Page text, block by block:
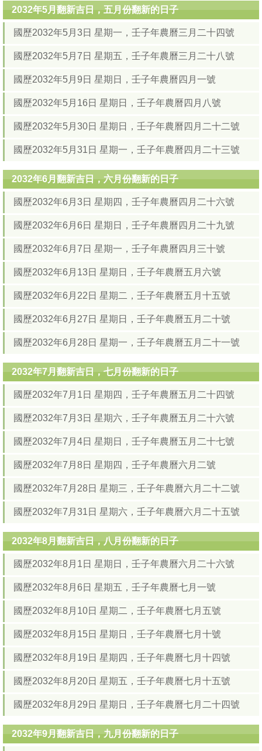
2032年5月翻新吉日，五月份翻新的日子
國歷2032年5月3日 星期一，壬子年農曆三月二十四號
國歷2032年5月7日 星期五，壬子年農曆三月二十八號
國歷2032年5月9日 星期日，壬子年農曆四月一號
國歷2032年5月16日 星期日，壬子年農曆四月八號
國歷2032年5月30日 星期日，壬子年農曆四月二十二號
國歷2032年5月31日 星期一，壬子年農曆四月二十三號
2032年6月翻新吉日，六月份翻新的日子
國歷2032年6月3日 星期四，壬子年農曆四月二十六號
國歷2032年6月6日 星期日，壬子年農曆四月二十九號
國歷2032年6月7日 星期一，壬子年農曆四月三十號
國歷2032年6月13日 星期日，壬子年農曆五月六號
國歷2032年6月22日 星期二，壬子年農曆五月十五號
國歷2032年6月27日 星期日，壬子年農曆五月二十號
國歷2032年6月28日 星期一，壬子年農曆五月二十一號
2032年7月翻新吉日，七月份翻新的日子
國歷2032年7月1日 星期四，壬子年農曆五月二十四號
國歷2032年7月3日 星期六，壬子年農曆五月二十六號
國歷2032年7月4日 星期日，壬子年農曆五月二十七號
國歷2032年7月8日 星期四，壬子年農曆六月二號
國歷2032年7月28日 星期三，壬子年農曆六月二十二號
國歷2032年7月31日 星期六，壬子年農曆六月二十五號
2032年8月翻新吉日，八月份翻新的日子
國歷2032年8月1日 星期日，壬子年農曆六月二十六號
國歷2032年8月6日 星期五，壬子年農曆七月一號
國歷2032年8月10日 星期二，壬子年農曆七月五號
國歷2032年8月15日 星期日，壬子年農曆七月十號
國歷2032年8月19日 星期四，壬子年農曆七月十四號
國歷2032年8月20日 星期五，壬子年農曆七月十五號
國歷2032年8月29日 星期日，壬子年農曆七月二十四號
2032年9月翻新吉日，九月份翻新的日子